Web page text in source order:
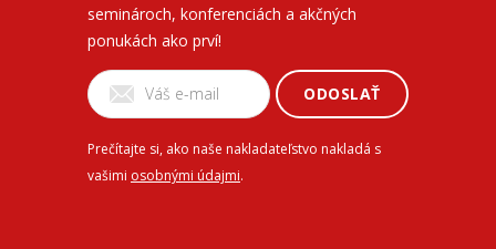
seminároch, konferenciách a akčných
ponukách ako prví!
ODOSLAŤ
Prečítajte si, ako naše nakladateľstvo nakladá s
vašimi osobnými údajmi.